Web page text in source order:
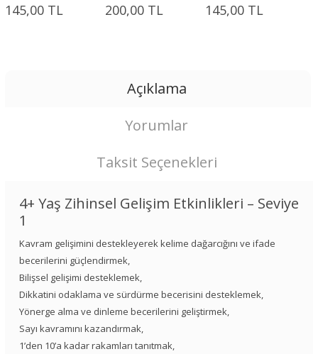
145,00 TL 200,00 TL 145,00 TL
Açıklama
Yorumlar
Taksit Seçenekleri
4+ Yaş Zihinsel Gelişim Etkinlikleri – Seviye
1
Kavram gelişimini destekleyerek kelime dağarcığını ve ifade
becerilerini güçlendirmek,
Bilişsel gelişimi desteklemek,
Dikkatini odaklama ve sürdürme becerisini desteklemek,
Yönerge alma ve dinleme becerilerini geliştirmek,
Sayı kavramını kazandırmak,
1’den 10’a kadar rakamları tanıtmak,